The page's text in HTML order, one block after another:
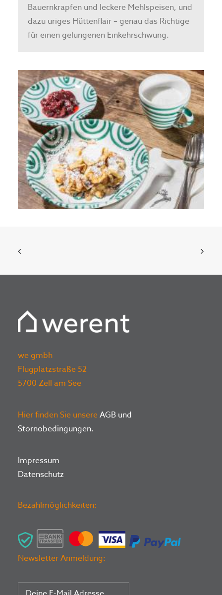
Bauernkrapfen und leckere Mehlspeisen, und
dazu uriges Hüttenflair – genau das Richtige
für einen gelungenen Einkehrschwung.
we gmbh
Flugplatzstraße 52
5700 Zell am See
Hier finden Sie unsereAGB und
Stornobedingungen.
Impressum
Datenschutz
Bezahlmöglichkeiten:
Newsletter Anmeldung: